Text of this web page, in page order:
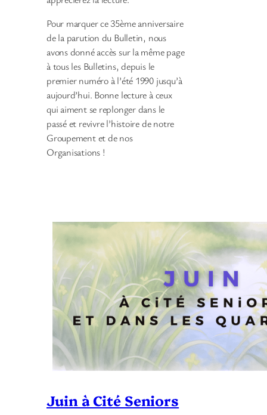
Pour marquer ce 35ème anniversaire
de la parution du Bulletin, nous
avons donné accès sur la même page
à tous les Bulletins, depuis le
premier numéro à l’été 1990 jusqu’à
aujourd’hui. Bonne lecture à ceux
qui aiment se replonger dans le
passé et revivre l’histoire de notre
Groupement et de nos
Organisations !
Juin à Cité Seniors